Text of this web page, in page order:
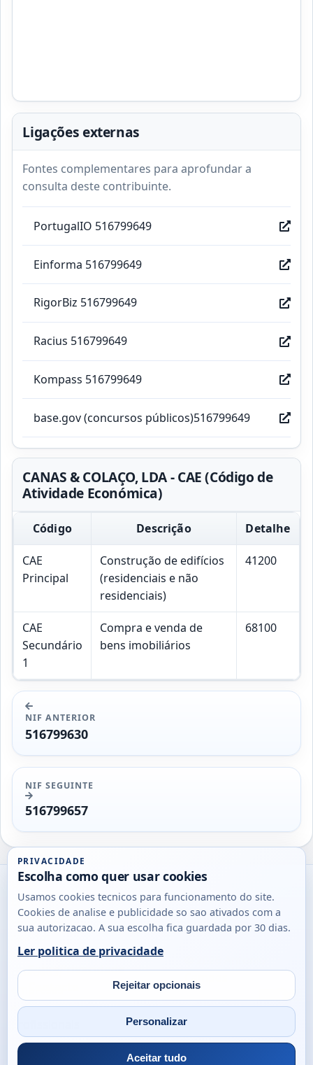
Ligações externas
Fontes complementares para aprofundar a
consulta deste contribuinte.
PortugalIO 516799649
Einforma 516799649
RigorBiz 516799649
Racius 516799649
Kompass 516799649
base.gov (concursos públicos)516799649
CANAS & COLAÇO, LDA - CAE (Código de
Atividade Económica)
Código Descrição Detalhe
CAE
Principal
Construção de edifícios
(residenciais e não
residenciais)
41200
CAE
Secundário
1
Compra e venda de
bens imobiliários
68100
NIF ANTERIOR
516799630
NIF SEGUINTE
516799657
Utils
DB
Consultas
para
cidadaos,
em
SobrePrivacidade
Campos
Email
PRIVACIDADE
Escolha como quer usar cookies
Usamos cookies tecnicos para funcionamento do site.
Cookies de analise e publicidade so sao ativados com a
sua autorizacao. A sua escolha fica guardada por 30 dias.
Ler politica de privacidade
Rejeitar opcionais
Personalizar
Aceitar tudo